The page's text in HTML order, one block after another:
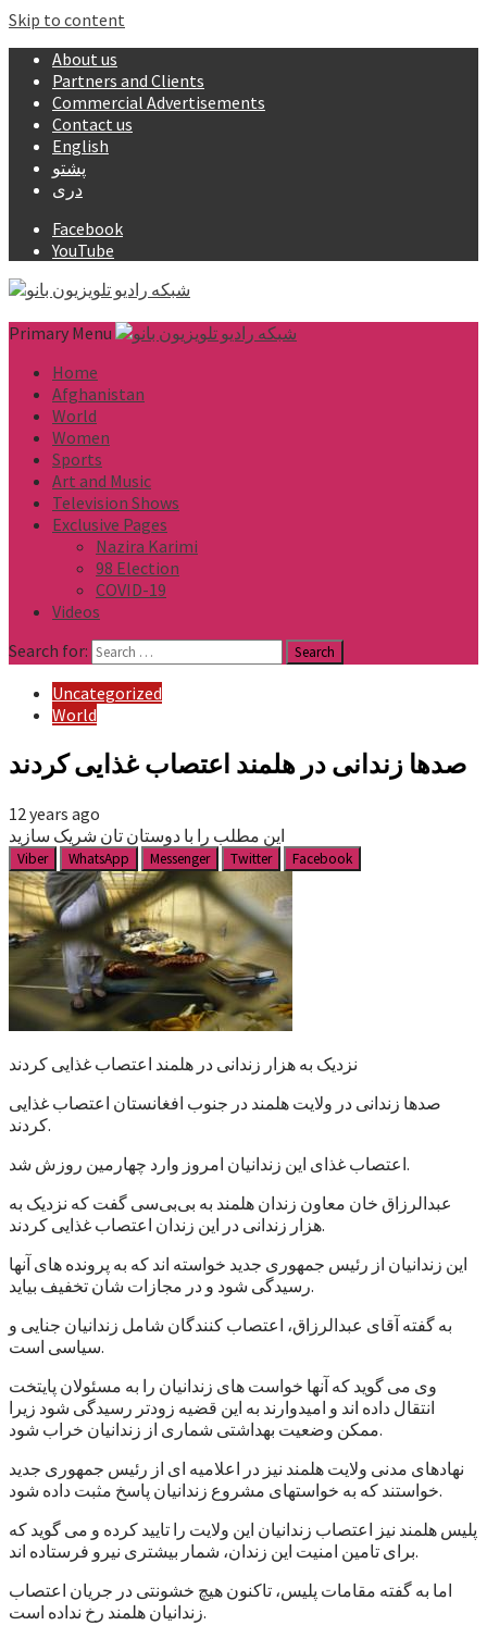
Skip to content
About us
Partners and Clients
Commercial Advertisements
Contact us
English
پشتو
دری
Facebook
YouTube
Primary Menu
Home
Afghanistan
World
Women
Sports
Art and Music
Television Shows
Exclusive Pages
Nazira Karimi
98 Election
COVID-19
Videos
Search for:
Uncategorized
World
صدها زندانی در هلمند اعتصاب غذایی کردند
12 years ago
این مطلب را با دوستان تان شریک سازید
Viber WhatsApp Messenger Twitter Facebook
نزدیک به هزار زندانی در هلمند اعتصاب غذایی کردند
صدها زندانی در ولایت هلمند در جنوب افغانستان اعتصاب غذایی
کردند.
اعتصاب غذای این زندانیان امروز وارد چهارمین روزش شد.
عبدالرزاق خان معاون زندان هلمند به بی‌بی‌سی گفت که نزدیک به
هزار زندانی در این زندان اعتصاب غذایی کردند.
این زندانیان از رئیس جمهوری جدید خواسته اند که به پرونده های آنها
رسیدگی شود و در مجازات شان تخفیف بیاید.
به گفته آقای عبدالرزاق، اعتصاب کنندگان شامل زندانیان جنایی و
سیاسی است.
وی می گوید که آنها خواست های زندانیان را به مسئولان پایتخت
انتقال داده اند و امیدوارند به این قضیه زودتر رسیدگی شود زیرا
ممکن وضعیت بهداشتی شماری از زندانیان خراب شود.
نهادهای مدنی ولایت هلمند نیز در اعلامیه ای از رئیس جمهوری جدید
خواستند که به خواستهای مشروع زندانیان پاسخ مثبت داده شود.
پلیس هلمند نیز اعتصاب زندانیان این ولایت را تایید کرده و می گوید که
برای تامین امنیت این زندان، شمار بیشتری نیرو فرستاده اند.
اما به گفته مقامات پلیس، تاکنون هیچ خشونتی در جریان اعتصاب
زندانیان هلمند رخ نداده است.